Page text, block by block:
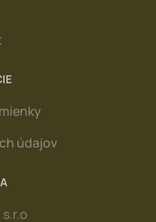
údajov
s.r.o